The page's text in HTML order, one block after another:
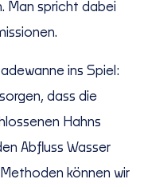
Man spricht dabei
ins Spiel:
dass die
Hahns
Abfluss Wasser
können wir